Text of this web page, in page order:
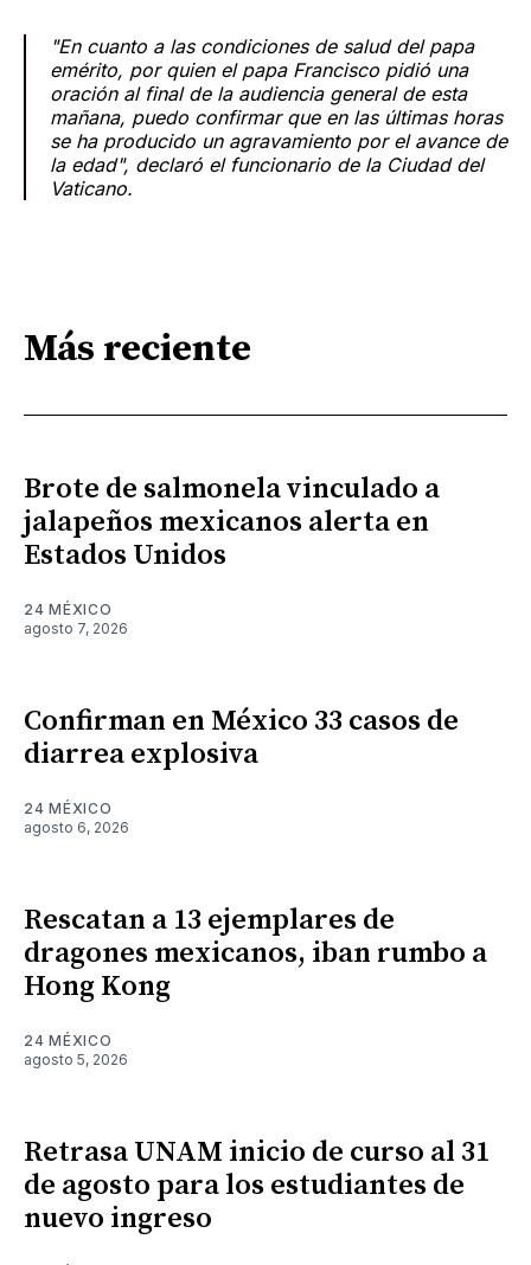
"En cuanto a las condiciones de salud del papa
emérito, por quien el papa Francisco pidió una
oración al final de la audiencia general de esta
mañana, puedo confirmar que en las últimas horas
se ha producido un agravamiento por el avance de
la edad", declaró el funcionario de la Ciudad del
Vaticano.
Más reciente
Brote de salmonela vinculado a
jalapeños mexicanos alerta en
Estados Unidos
24 MÉXICO
agosto 7, 2026
Confirman en México 33 casos de
diarrea explosiva
24 MÉXICO
agosto 6, 2026
Rescatan a 13 ejemplares de
dragones mexicanos, iban rumbo a
Hong Kong
24 MÉXICO
agosto 5, 2026
Retrasa UNAM inicio de curso al 31
de agosto para los estudiantes de
nuevo ingreso